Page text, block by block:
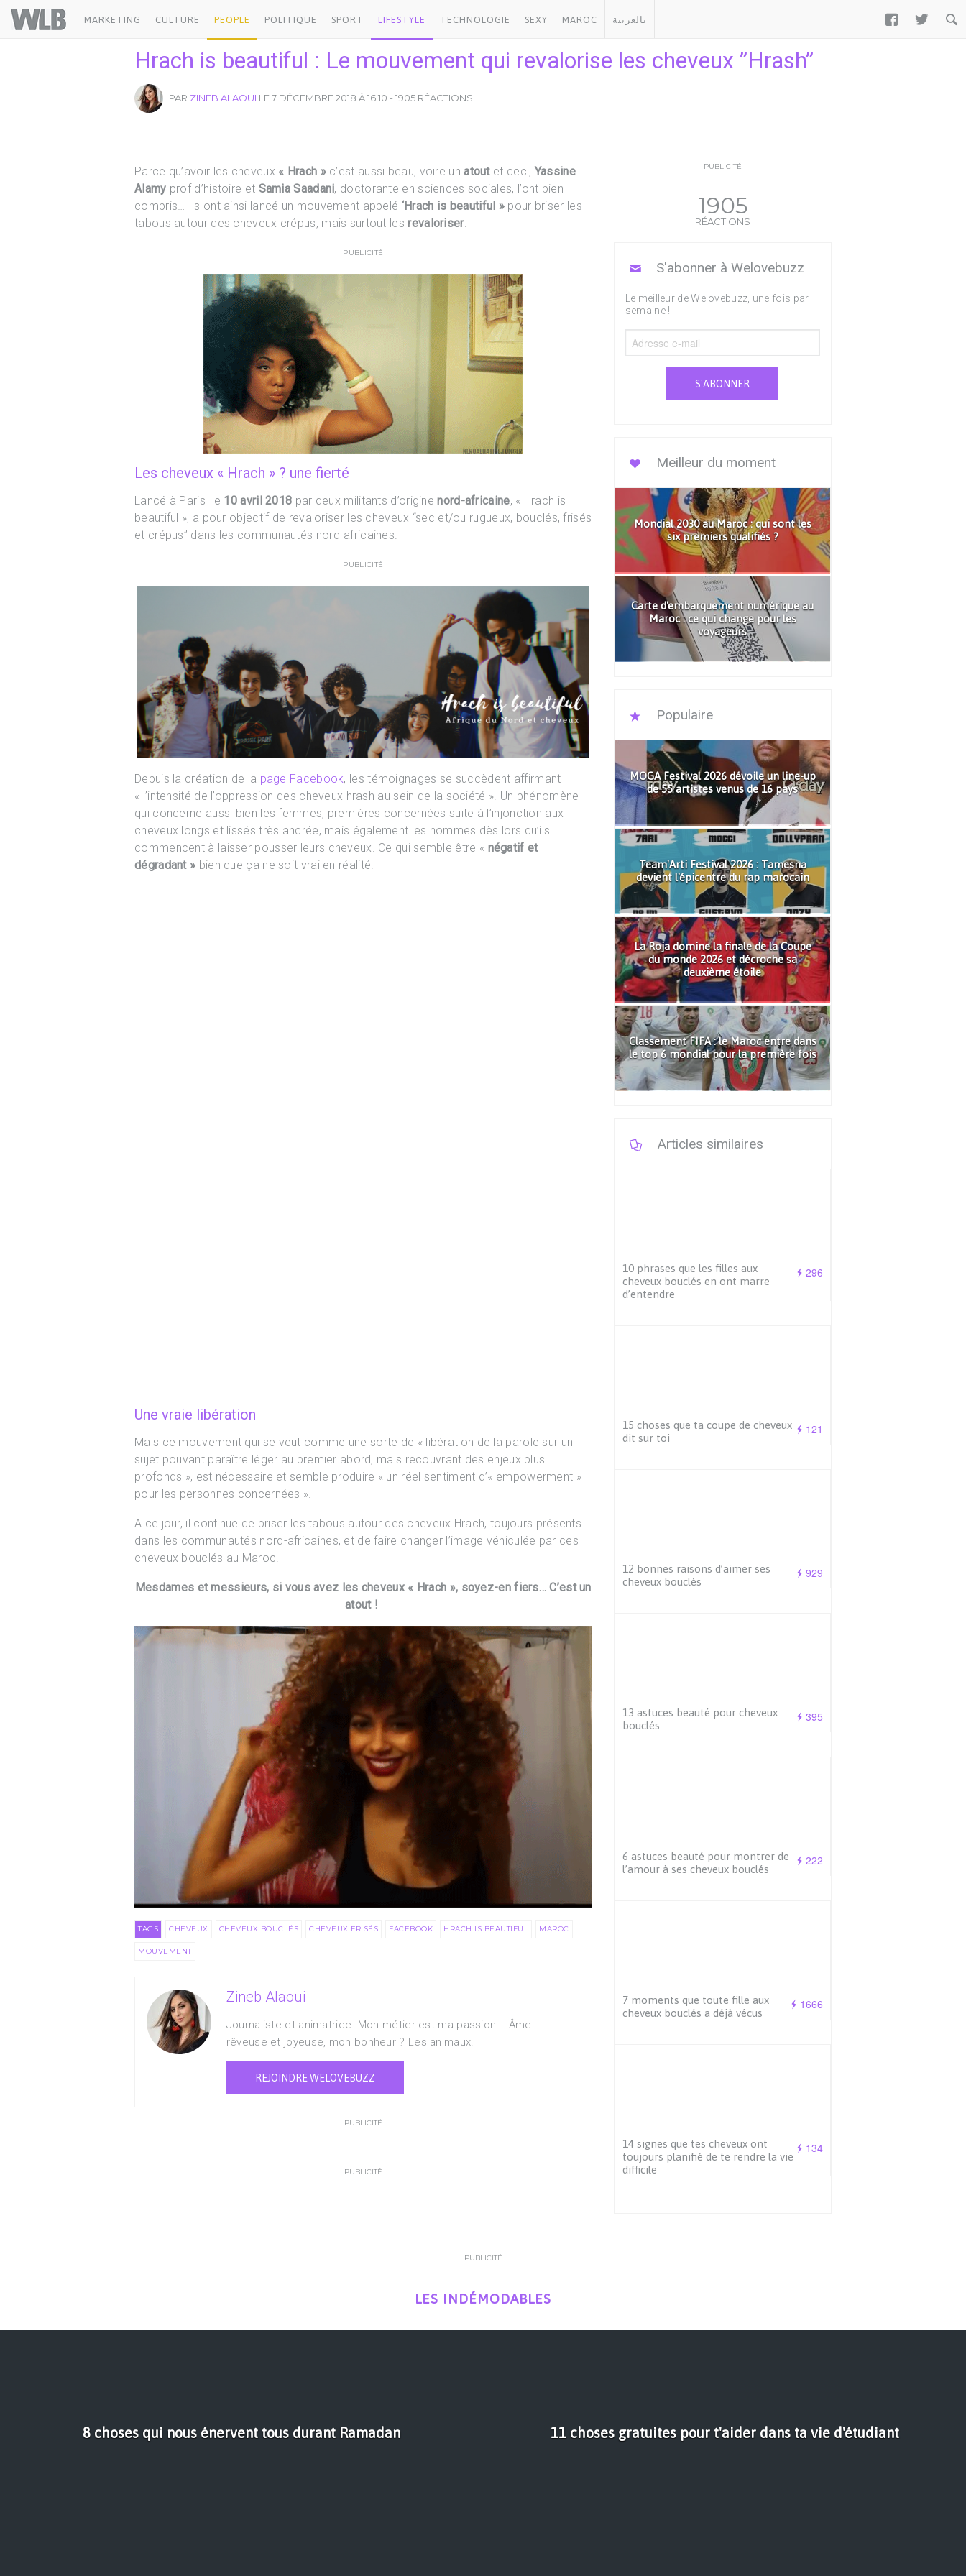
Welovebuzz
MARKETING CULTURE PEOPLE POLITIQUE SPORT LIFESTYLE TECHNOLOGIE SEXY MAROC بالعربية  
Hrach is beautiful : Le mouvement qui revalorise les cheveux ”Hrash”
PAR ZINEB ALAOUI LE 7 DÉCEMBRE 2018 À 16:10 - 1905 RÉACTIONS
Parce qu’avoir les cheveux« Hrach »c’est aussi beau, voire unatoutet ceci, Yassine
Alamy prof d’histoire et Samia Saadani, doctorante en sciences sociales, l’ont bien
compris… Ils ont ainsi lancé un mouvement appelé ‘Hrach is beautiful » pour briser les
tabous autour des cheveux crépus, mais surtout lesrevaloriser.
PUBLICITÉ
Les cheveux « Hrach » ? une fierté
Lancé à Paris le 10 avril 2018 par deux militants d’originenord-africaine, « Hrach is
beautiful », a pour objectif de revaloriser les cheveux “sec et/ou rugueux, bouclés, frisés
et crépus” dans les communautés nord-africaines.
PUBLICITÉ
Depuis la création de la page Facebook, les témoignages se succèdent affirmant
« l’intensité de l’oppression des cheveux hrash au sein de la société ». Un phénomène
qui concerne aussi bien les femmes, premières concernées suite à l’injonction aux
cheveux longs et lissés très ancrée, mais également les hommes dès lors qu’ils
commencent à laisser pousser leurs cheveux. Ce qui semble être « négatif et
dégradant » bien que ça ne soit vrai en réalité.
Une vraie libération
Mais ce mouvement qui se veut comme une sorte de « libération de la parole sur un
sujet pouvant paraître léger au premier abord, mais recouvrant des enjeux plus
profonds », est nécessaire et semble produire « un réel sentiment d’« empowerment »
pour les personnes concernées ».
A ce jour, il continue de briser les tabous autour des cheveux Hrach, toujours présents
dans les communautés nord-africaines, et de faire changer l’image véhiculée par ces
cheveux bouclés au Maroc.
Mesdames et messieurs, si vous avez les cheveux « Hrach », soyez-en fiers… C’est un
atout !
TAGS CHEVEUX CHEVEUX BOUCLÉS CHEVEUX FRISÉS FACEBOOK HRACH IS BEAUTIFUL MAROC
MOUVEMENT
Zineb Alaoui
Journaliste et animatrice. Mon métier est ma passion... Âme
rêveuse et joyeuse, mon bonheur ? Les animaux.
REJOINDRE WELOVEBUZZ
PUBLICITÉ
PUBLICITÉ
PUBLICITÉ
1905
RÉACTIONS
S'abonner à Welovebuzz
Le meilleur de Welovebuzz, une fois par
semaine !
S'ABONNER
Meilleur du moment
Mondial 2030 au Maroc : qui sont les
six premiers qualifiés ?
Carte d'embarquement numérique au
Maroc : ce qui change pour les
voyageurs
Populaire
MOGA Festival 2026 dévoile un line-up
de 55 artistes venus de 16 pays
Team'Arti Festival 2026 : Tamesna
devient l'épicentre du rap marocain
La Roja domine la finale de la Coupe
du monde 2026 et décroche sa
deuxième étoile
Classement FIFA : le Maroc entre dans
le top 6 mondial pour la première fois
Articles similaires
296
10 phrases que les filles aux
cheveux bouclés en ont marre
d’entendre
121
15 choses que ta coupe de cheveux
dit sur toi
929
12 bonnes raisons d’aimer ses
cheveux bouclés
395
13 astuces beauté pour cheveux
bouclés
222
6 astuces beauté pour montrer de
l’amour à ses cheveux bouclés
1666
7 moments que toute fille aux
cheveux bouclés a déjà vécus
134
14 signes que tes cheveux ont
toujours planifié de te rendre la vie
difficile
PUBLICITÉ
LES INDÉMODABLES
8 choses qui nous énervent tous durant Ramadan 11 choses gratuites pour t'aider dans ta vie d'étudiant